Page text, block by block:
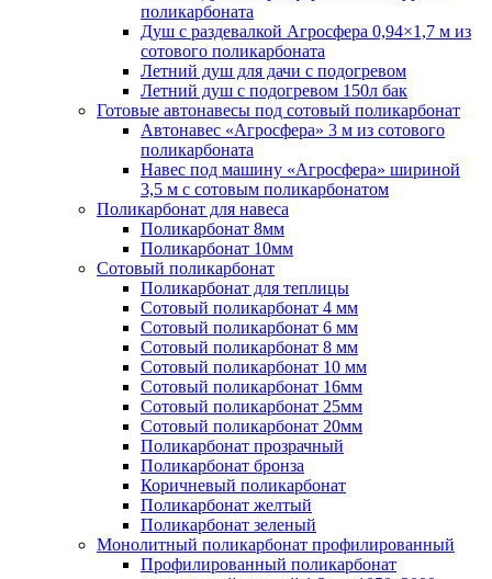
поликарбоната
Душ с раздевалкой Агросфера 0,94×1,7 м из
сотового поликарбоната
Летний душ для дачи с подогревом
Летний душ с подогревом 150л бак
Готовые автонавесы под сотовый поликарбонат
Автонавес «Агросфера» 3 м из сотового
поликарбоната
Навес под машину «Агросфера» шириной
3,5 м с сотовым поликарбонатом
Поликарбонат для навеса
Поликарбонат 8мм
Поликарбонат 10мм
Сотовый поликарбонат
Поликарбонат для теплицы
Сотовый поликарбонат 4 мм
Сотовый поликарбонат 6 мм
Сотовый поликарбонат 8 мм
Сотовый поликарбонат 10 мм
Сотовый поликарбонат 16мм
Сотовый поликарбонат 25мм
Сотовый поликарбонат 20мм
Поликарбонат прозрачный
Поликарбонат бронза
Коричневый поликарбонат
Поликарбонат желтый
Поликарбонат зеленый
Монолитный поликарбонат профилированный
Профилированный поликарбонат